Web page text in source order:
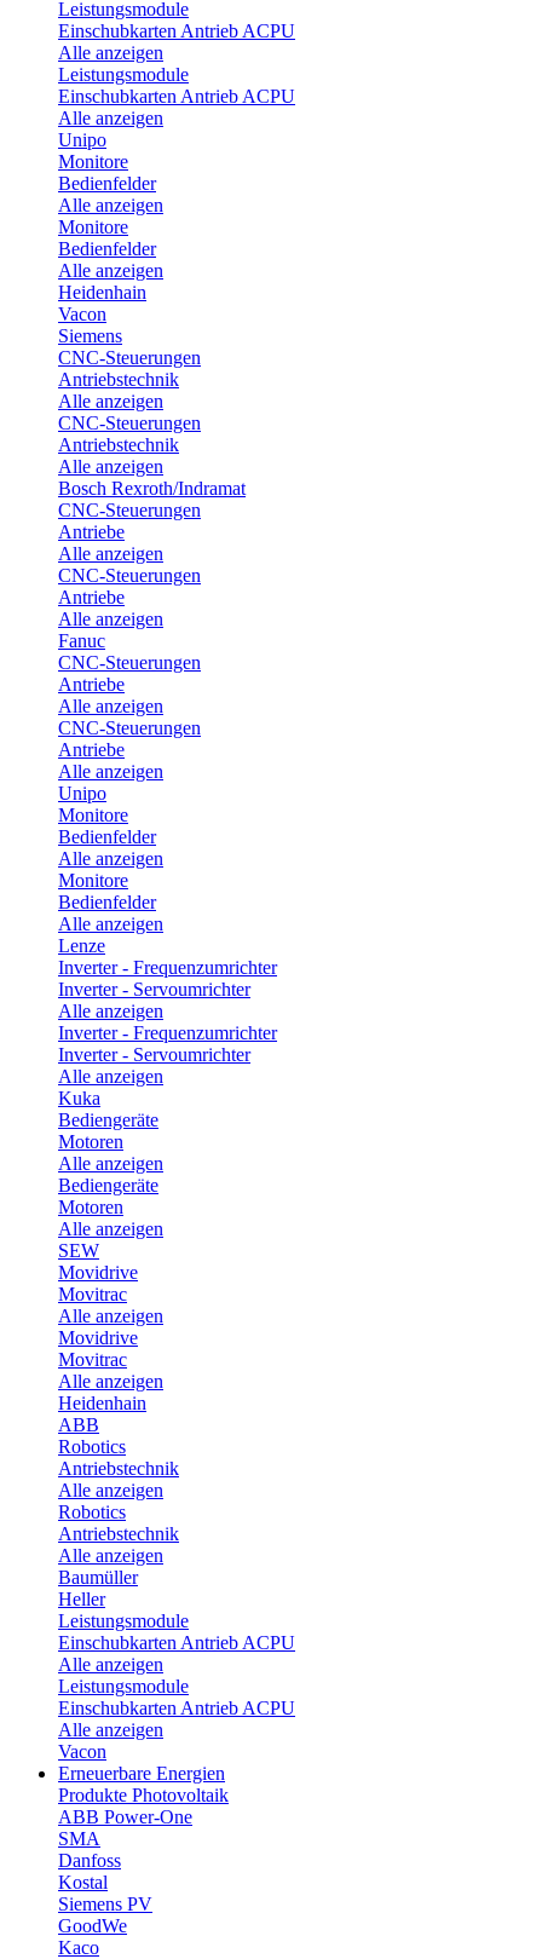
Leistungsmodule
Einschubkarten Antrieb ACPU
Alle anzeigen
Leistungsmodule
Einschubkarten Antrieb ACPU
Alle anzeigen
Unipo
Monitore
Bedienfelder
Alle anzeigen
Monitore
Bedienfelder
Alle anzeigen
Heidenhain
Vacon
Siemens
CNC-Steuerungen
Antriebstechnik
Alle anzeigen
CNC-Steuerungen
Antriebstechnik
Alle anzeigen
Bosch Rexroth/Indramat
CNC-Steuerungen
Antriebe
Alle anzeigen
CNC-Steuerungen
Antriebe
Alle anzeigen
Fanuc
CNC-Steuerungen
Antriebe
Alle anzeigen
CNC-Steuerungen
Antriebe
Alle anzeigen
Unipo
Monitore
Bedienfelder
Alle anzeigen
Monitore
Bedienfelder
Alle anzeigen
Lenze
Inverter - Frequenzumrichter
Inverter - Servoumrichter
Alle anzeigen
Inverter - Frequenzumrichter
Inverter - Servoumrichter
Alle anzeigen
Kuka
Bediengeräte
Motoren
Alle anzeigen
Bediengeräte
Motoren
Alle anzeigen
SEW
Movidrive
Movitrac
Alle anzeigen
Movidrive
Movitrac
Alle anzeigen
Heidenhain
ABB
Robotics
Antriebstechnik
Alle anzeigen
Robotics
Antriebstechnik
Alle anzeigen
Baumüller
Heller
Leistungsmodule
Einschubkarten Antrieb ACPU
Alle anzeigen
Leistungsmodule
Einschubkarten Antrieb ACPU
Alle anzeigen
Vacon
Erneuerbare Energien
Produkte Photovoltaik
ABB Power-One
SMA
Danfoss
Kostal
Siemens PV
GoodWe
Kaco